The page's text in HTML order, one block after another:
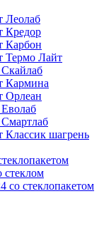
Леолаб
Кредор
Карбон
Термо Лайт
Кармина
Орлеан
Классик шагрень
стеклом
со стеклопакетом